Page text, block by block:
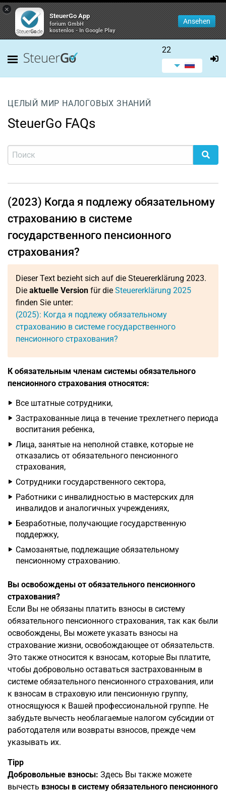
×
SteuerGo App
forium GmbH
kostenlos - In Google Play
Ansehen
22
ЦЕЛЫЙ МИР НАЛОГОВЫХ ЗНАНИЙ
SteuerGo FAQs
(2023) Когда я подлежу обязательному
страхованию в системе
государственного пенсионного
страхования?
Dieser Text bezieht sich auf die Steuererklärung 2023.
Die aktuelle Version für die Steuererklärung 2025
finden Sie unter:
(2025): Когда я подлежу обязательному
страхованию в системе государственного
пенсионного страхования?
К обязательным членам системы обязательного
пенсионного страхования относятся:
Все штатные сотрудники,
Застрахованные лица в течение трехлетнего периода
воспитания ребенка,
Лица, занятые на неполной ставке, которые не
отказались от обязательного пенсионного
страхования,
Сотрудники государственного сектора,
Работники с инвалидностью в мастерских для
инвалидов и аналогичных учреждениях,
Безработные, получающие государственную
поддержку,
Самозанятые, подлежащие обязательному
пенсионному страхованию.
Вы освобождены от обязательного пенсионного
страхования?
Если Вы не обязаны платить взносы в систему
обязательного пенсионного страхования, так как были
освобождены, Вы можете указать взносы на
страхование жизни, освобождающее от обязательств.
Это также относится к взносам, которые Вы платите,
чтобы добровольно оставаться застрахованным в
системе обязательного пенсионного страхования, или
к взносам в страховую или пенсионную группу,
относящуюся к Вашей профессиональной группе. Не
забудьте вычесть необлагаемые налогом субсидии от
работодателя или возвраты взносов, прежде чем
указывать их.
Tipp
Добровольные взносы: Здесь Вы также можете
вычесть взносы в систему обязательного пенсионного